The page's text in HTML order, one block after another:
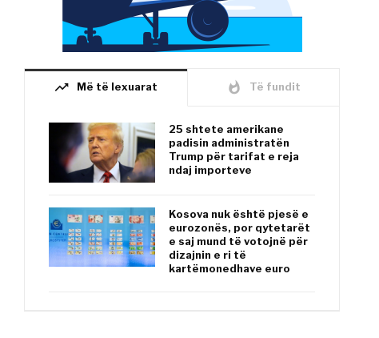
trending_up Më të lexuarat whatshot Të fundit
25 shtete amerikane
padisin administratën
Trump për tarifat e reja
ndaj importeve
Kosova nuk është pjesë e
eurozonës, por qytetarët
e saj mund të votojnë për
dizajnin e ri të
kartëmonedhave euro